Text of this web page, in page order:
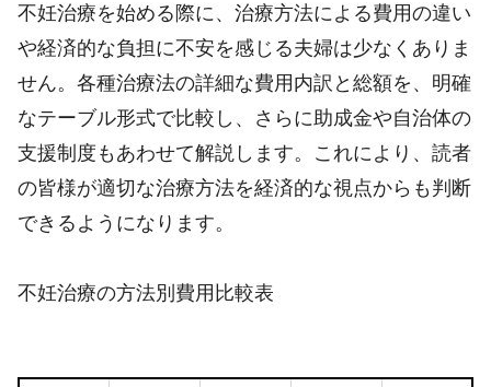
不妊治療を始める際に、治療方法による費用の違い
や経済的な負担に不安を感じる夫婦は少なくありま
せん。各種治療法の詳細な費用内訳と総額を、明確
なテーブル形式で比較し、さらに助成金や自治体の
支援制度もあわせて解説します。これにより、読者
の皆様が適切な治療方法を経済的な視点からも判断
できるようになります。
不妊治療の方法別費用比較表